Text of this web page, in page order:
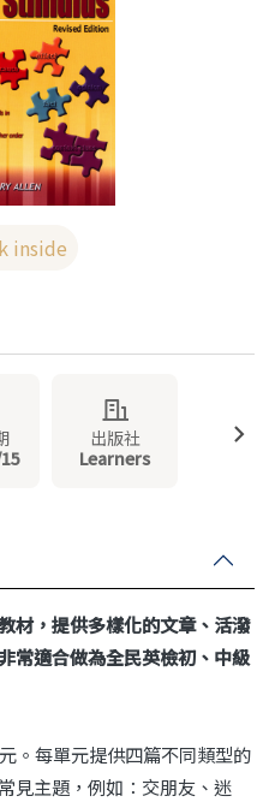
inside
出版社
Learners
材，提供多樣化的文章、活潑
常適合做為全民英檢初、中級
。每單元提供四篇不同類型的
見主題，例如：交朋友、迷